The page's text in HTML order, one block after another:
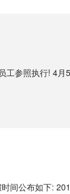
工参照执行! 4
间公布如下: